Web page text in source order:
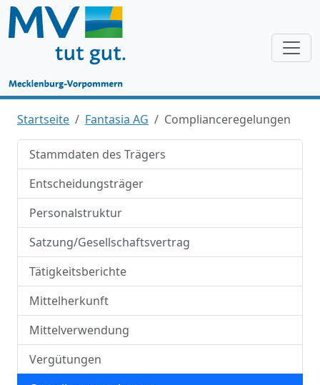
Startseite Fantasia AG Complianceregelungen
Stammdaten des Trägers
Entscheidungsträger
Personalstruktur
Satzung/Gesellschaftsvertrag
Tätigkeitsberichte
Mittelherkunft
Mittelverwendung
Vergütungen